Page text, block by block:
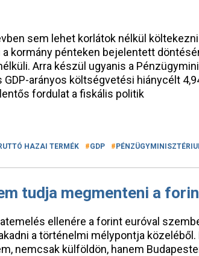
sem lehet korlátok nélkül
kormány pénteken bejelentett
Arra készül ugyanis a
GDP-arányos költségvetési hiánycélt
fordulat a fiskális politik
HAZAI TERMÉK GDP
tudja megmenteni a
ellenére a forint euróval
a történelmi mélypontja közeléből.
nemcsak külföldön, hanem